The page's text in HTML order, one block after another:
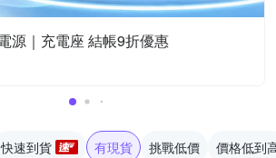
源｜充電座 結帳9折優惠
快速到貨 有現貨 挑戰低價 價格低到